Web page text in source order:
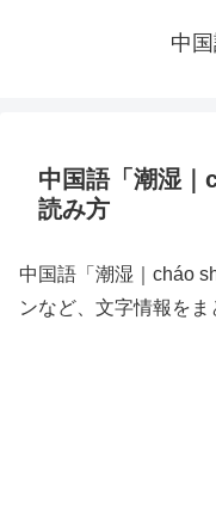
中
中国語「潮湿｜
読み方
中国語「潮湿｜cháo
ンなど、文字情報をま